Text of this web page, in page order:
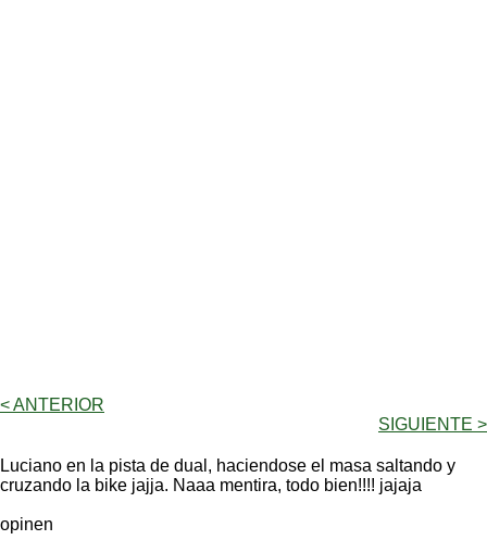
< ANTERIOR
SIGUIENTE >
Luciano en la pista de dual, haciendose el masa saltando y
cruzando la bike jajja. Naaa mentira, todo bien!!!! jajaja
opinen